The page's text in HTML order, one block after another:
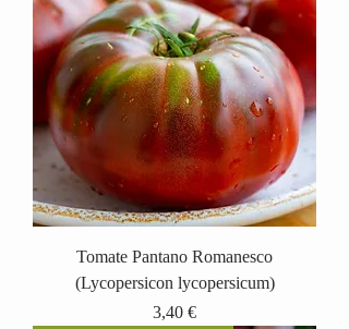
Tomate Pantano Romanesco
(Lycopersicon lycopersicum)
Prix
3,40 €